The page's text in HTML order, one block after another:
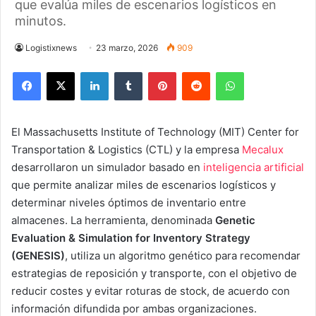
que evalúa miles de escenarios logísticos en
minutos.
Logistixnews 23 marzo, 2026 909
El Massachusetts Institute of Technology (MIT) Center for
Transportation & Logistics (CTL) y la empresa Mecalux
desarrollaron un simulador basado en inteligencia artificial
que permite analizar miles de escenarios logísticos y
determinar niveles óptimos de inventario entre
almacenes. La herramienta, denominada Genetic
Evaluation & Simulation for Inventory Strategy
(GENESIS), utiliza un algoritmo genético para recomendar
estrategias de reposición y transporte, con el objetivo de
reducir costes y evitar roturas de stock, de acuerdo con
información difundida por ambas organizaciones.